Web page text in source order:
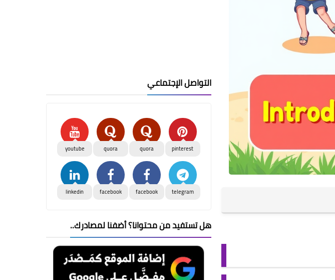
التواصل الإجتماعي
pinterest
quora
quora
youtube
telegram
facebook
facebook
linkedin
هل تستفيد من محتوانا؟ أضفنا لمصادرك..